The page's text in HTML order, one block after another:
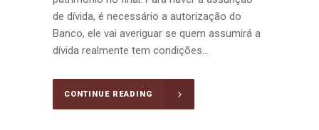
de dívida, é necessário a autorização do
Banco, ele vai averiguar se quem assumirá a
dívida realmente tem condições...
CONTINUE READING